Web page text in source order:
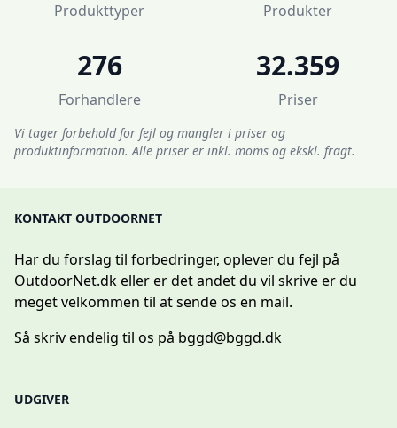
Produkttyper Produkter
276
Forhandlere
32.359
Priser
Vi tager forbehold for fejl og mangler i priser og
produktinformation. Alle priser er inkl. moms og ekskl. fragt.
KONTAKT OUTDOORNET
Har du forslag til forbedringer, oplever du fejl på
OutdoorNet.dk eller er det andet du vil skrive er du
meget velkommen til at sende os en mail.
Så skriv endelig til os på bggd@bggd.dk
UDGIVER